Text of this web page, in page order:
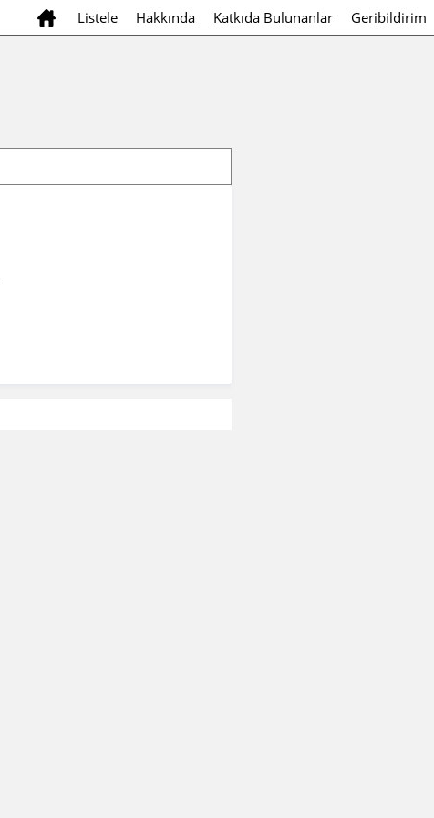
Listele Hakkında Katkıda Bulunanlar Geribildirim